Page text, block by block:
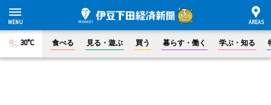
30°C 食べる 見る・遊ぶ 買う 暮らす・働く 学ぶ・知る